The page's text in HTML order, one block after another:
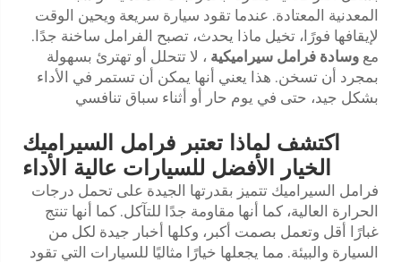
المعدنية المعتادة. عندما تقود سيارة سريعة ويحين الوقت
لإيقافها فورًا، تخيل ماذا يحدث، تصبح الفرامل ساخنة جدًا.
مع وسادة فرامل سيراميكية ، لا تتحلل أو تهترئ بسهولة
بمجرد أن تسخن. هذا يعني أنها يمكن أن تستمر في الأداء
بشكل جيد، حتى في يوم حار أو أثناء سباق تنافسي
اكتشف لماذا تعتبر فرامل السيراميك
الخيار الأفضل للسيارات عالية الأداء
فرامل السيراميك تتميز بقدرتها الجيدة على تحمل درجات
الحرارة العالية، كما أنها مقاومة جدًا للتآكل. كما أنها تنتج
غبارًا أقل وتعمل بصمت أكبر، وكلها أخبار جيدة لكل من
السيارة والبيئة. مما يجعلها خيارًا مثاليًا للسيارات التي تقود